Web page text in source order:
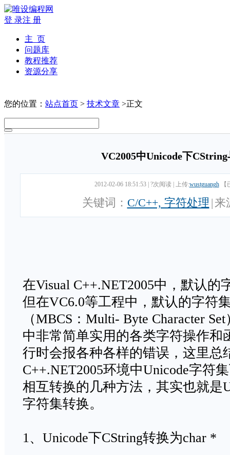
登 录注 册
主 页
问题库
教程推荐
资源分享
您的位置： 站点首页 > 技术文章 >正文
VC2005中Unicode下
2012-02-06 18:51:53 ?次阅读 上传:wustguangh
关键词： C/C++, 字符处理 | 来
在Visual C++.NET2005中，默认的
但在VC6.0等工程中，默认的字符
（MBCS：Multi- Byte Character
中非常简单实用的各类字符操作和
行时会报各种各样的错误，这里总
C++.NET2005环境中Unicode字符
相互转换的几种方法，其实也就是
字符集转换。
1、Unicode下CString转换为char *